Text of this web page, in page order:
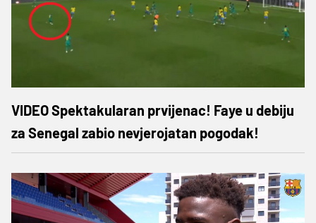
VIDEO Spektakularan prvijenac! Faye u debiju
za Senegal zabio nevjerojatan pogodak!